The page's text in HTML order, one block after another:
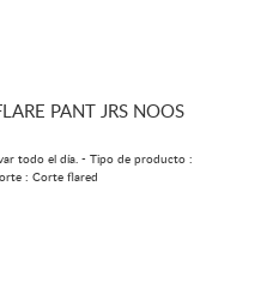
PANT JRS NOOS
todo el día. - Tipo de producto :
: Corte flared